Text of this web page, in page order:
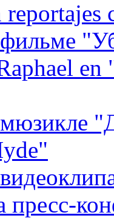
reportajes
пресс-